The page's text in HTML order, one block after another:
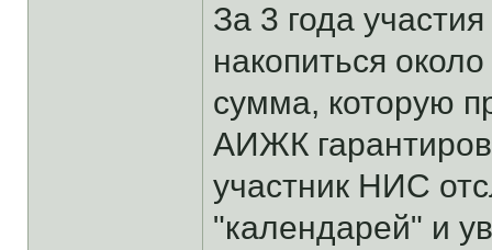
За 3 года
накопиться
сумма, которую
АИЖК
участник НИС
"календарей" и